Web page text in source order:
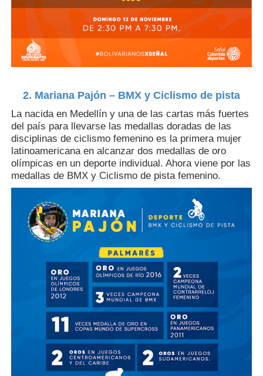
2. Mariana Pajón – BMX y Ciclismo de pista
La nacida en Medellín y una de las cartas más fuertes
del país para llevarse las medallas doradas de las
disciplinas de ciclismo femenino es la primera mujer
latinoamericana en alcanzar dos medallas de oro
olímpicas en un deporte individual. Ahora viene por las
medallas de BMX y Ciclismo de pista femenino.